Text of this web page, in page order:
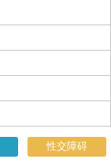
性交障碍